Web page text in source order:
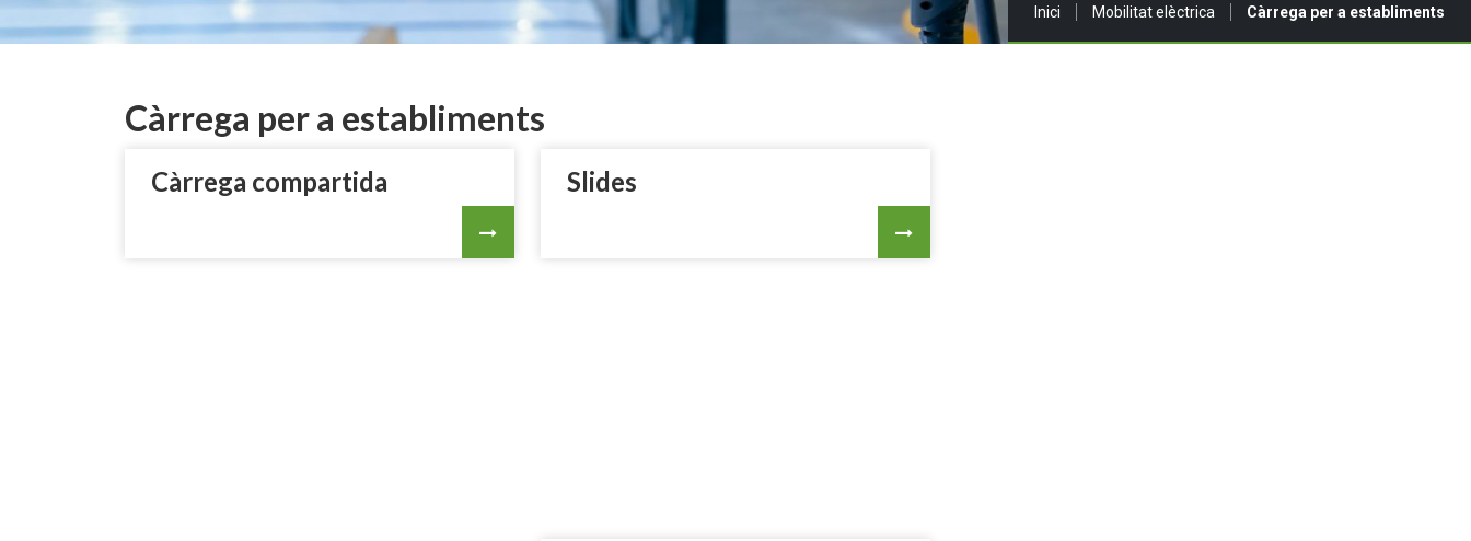
Sou a:
Inici Mobilitat elèctrica Càrrega per a establiments
Càrrega per a establiments
Càrrega compartida Slides